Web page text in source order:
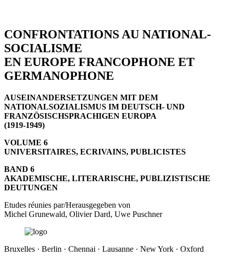
CONFRONTATIONS AU NATIONAL-
SOCIALISME
EN EUROPE FRANCOPHONE ET
GERMANOPHONE
AUSEINANDERSETZUNGEN MIT DEM
NATIONALSOZIALISMUS IM DEUTSCH- UND
FRANZÖSISCHSPRACHIGEN EUROPA
(1919-1949)
VOLUME 6
UNIVERSITAIRES, ECRIVAINS, PUBLICISTES
BAND 6
AKADEMISCHE, LITERARISCHE, PUBLIZISTISCHE
DEUTUNGEN
Etudes réunies par/Herausgegeben von
Michel Grunewald, Olivier Dard, Uwe Puschner
Bruxelles · Berlin · Chennai · Lausanne · New York · Oxford